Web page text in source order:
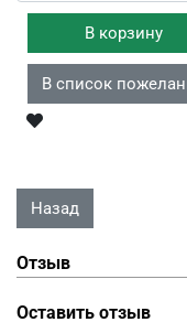
Отзыв
Оставить отзыв